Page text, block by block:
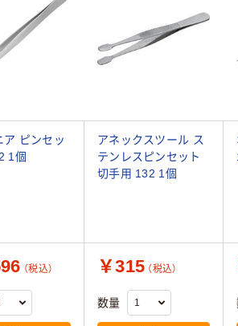
ア ピンセッ
1個
アネックスツール ス
テンレスピンセット
切手用 132 1個
（税込） ￥315 （税込）
数量